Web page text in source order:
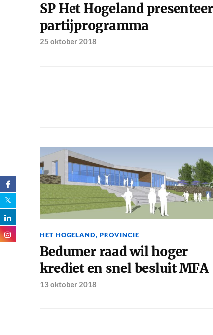
SP Het Hogeland
partijprogramma
25 oktober 2018
HET HOGELAND, PROVINCIE
Bedumer raad wil hoger
krediet en snel besluit MFA
13 oktober 2018